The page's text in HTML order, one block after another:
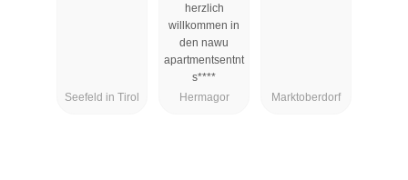
Seefeld in Tirol
herzlich
willkommen in
den nawu
apartmentsentnt
s****
Hermagor
Marktoberdorf